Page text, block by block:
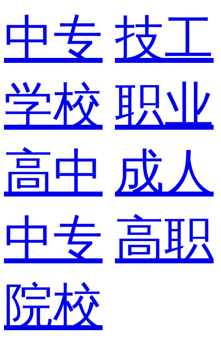
中专 技工
学校 职业
高中 成人
中专 高职
院校